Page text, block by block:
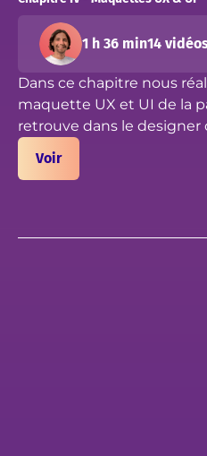
1 h 36 min14
Dans ce chapitre nous
maquette UX et UI de la
retrouve dans le
en application toutes les
qu'on a vu dans les
Voir